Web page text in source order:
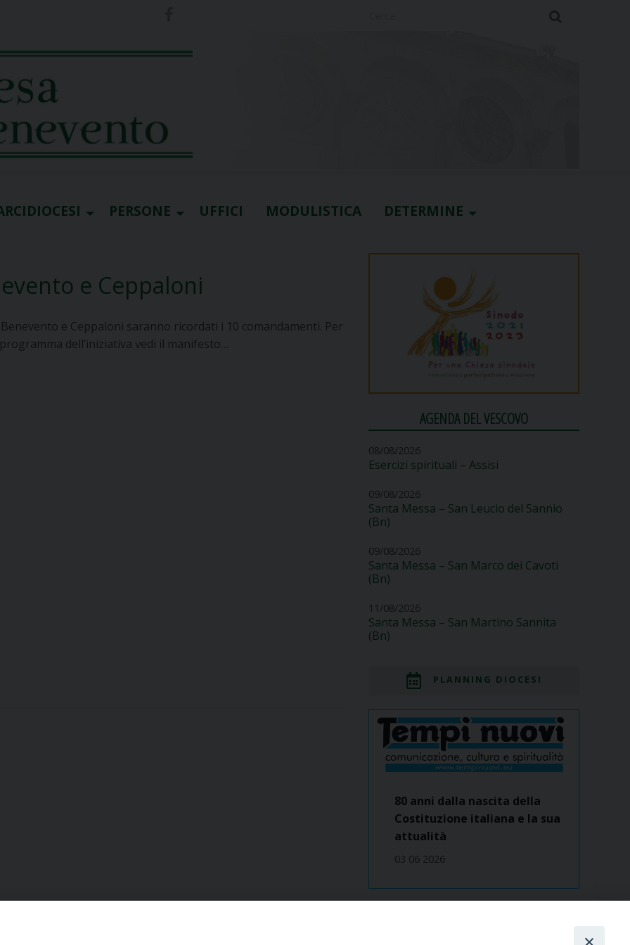
PERSONE UFFICI MODULISTICA DETERMINE
e Ceppaloni
e Ceppaloni saranno ricordati i 10 comandamenti. Per
dell’iniziativa vedi il manifesto…
AGENDA DEL VESCOVO
08/08/2026
Esercizi spirituali – Assisi
09/08/2026
Santa Messa – San Leucio del Sannio
(Bn)
09/08/2026
Santa Messa – San Marco dei Cavoti
(Bn)
11/08/2026
Santa Messa – San Martino Sannita
(Bn)
PLANNING DIOCESI
80 anni dalla nascita della
Costituzione italiana e la sua
attualità
03 06 2026